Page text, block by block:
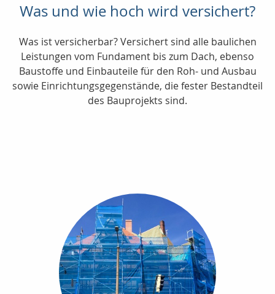
Was und wie hoch wird versichert?
Was ist versicherbar? Versichert sind alle baulichen
Leistungen vom Fundament bis zum Dach, ebenso
Baustoffe und Einbauteile für den Roh- und Ausbau
sowie Einrichtungsgegenstände, die fester Bestandteil
des Bauprojekts sind.